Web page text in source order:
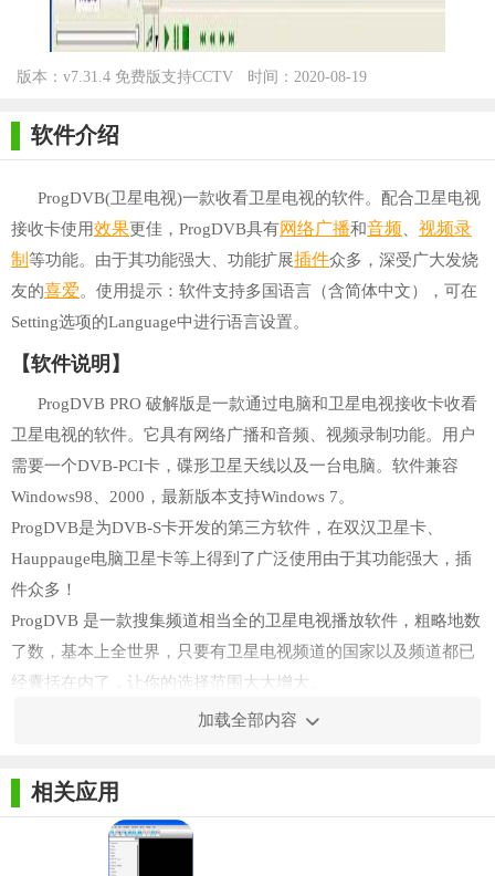
版本：v7.31.4 免费版支持CCTV
时间：2020-08-19
软件介绍
ProgDVB(卫星电视)一款收看卫星电视的软件。配合卫星电视
接收卡使用效果更佳，ProgDVB具有网络广播和音频
视频录
制等功能。由于其功能强大、功能扩展插件众多，深受广大发烧
友的喜爱。使用提示：软件支持多国语言（含简体中文），可在
Setting选项的Language中进行语言设置。
【软件说明】
ProgDVB PRO 破解版是一款通过电脑和卫星电视接收卡收看
卫星电视的软件。它具有网络广播和音频、视频录制功能。用户
需要一个DVB-PCI卡，碟形卫星天线以及一台电脑。软件兼容
Windows98、2000，最新版本支持Windows 7。
ProgDVB是为DVB-S卡开发的第三方软件，在双汉卫星卡、
Hauppauge电脑卫星卡等上得到了广泛使用由于其功能强大，插
件众多！
ProgDVB 是一款搜集频道相当全的卫星电视播放软件，粗略地数
了数，基本上全世界，只要有卫星电视频道的国家以及频道都已
经囊括在内了，让你的选择范围大大增大。
目录。
2、运行Reseter.exe点击Reset按钮对源程序打补丁即可。
3、切记打补丁时一定要关闭源程序.否则会失败的！
加载全部内容
相关应用